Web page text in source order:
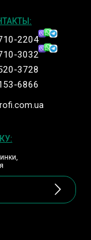
2204
3032
3728
6866